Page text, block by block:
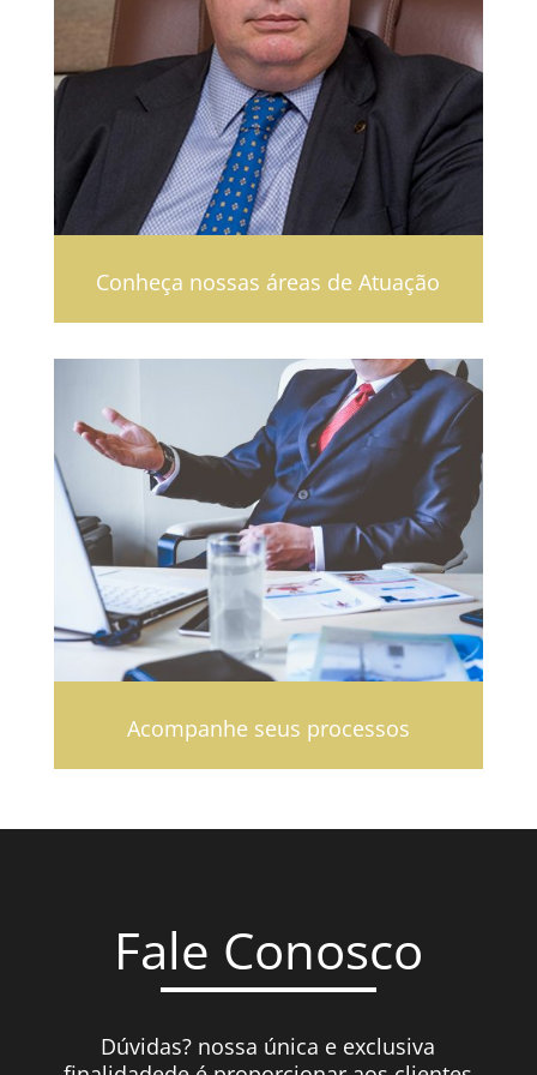
Conheça nossas áreas de Atuação
Acompanhe seus processos
Fale Conosco
Dúvidas? nossa única e exclusiva